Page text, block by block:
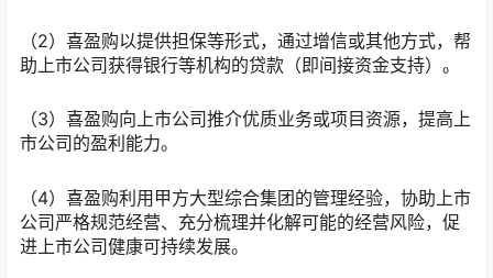
（2）喜盈购以提供担保等形式，通过增信或其他方式，帮
助上市公司获得银行等机构的贷款（即间接资金支持）。
（3）喜盈购向上市公司推介优质业务或项目资源，提高上
市公司的盈利能力。
（4）喜盈购利用甲方大型综合集团的管理经验，协助上市
公司严格规范经营、充分梳理并化解可能的经营风险，促
进上市公司健康可持续发展。